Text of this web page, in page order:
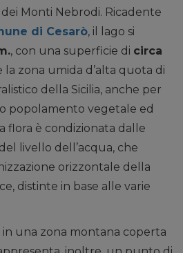
Monti Nebrodi. Ricadente
di Cesarò, il lago si
, con una superficie di circa
la zona umida d’alta quota di
della Sicilia, anche per
popolamento vegetale ed
flora è condizionata dalle
livello dell’acqua, che
orizzontale della
distinte in base alle varie
in una zona montana coperta